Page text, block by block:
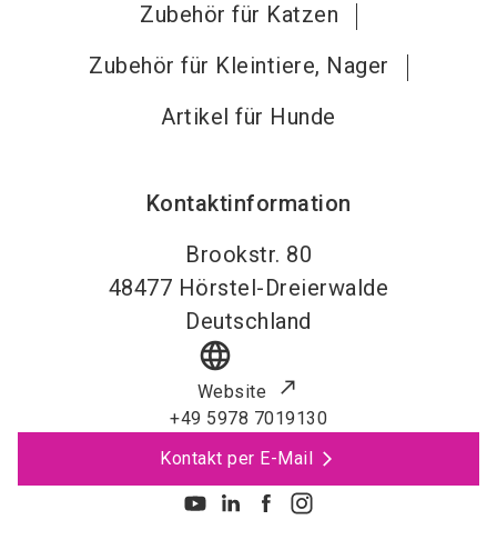
Zubehör für Katzen
Zubehör für Kleintiere, Nager
Artikel für Hunde
Kontaktinformation
Brookstr. 80
48477 Hörstel-Dreierwalde
Deutschland
language
Website
+49 5978 7019130
Kontakt per E-Mail